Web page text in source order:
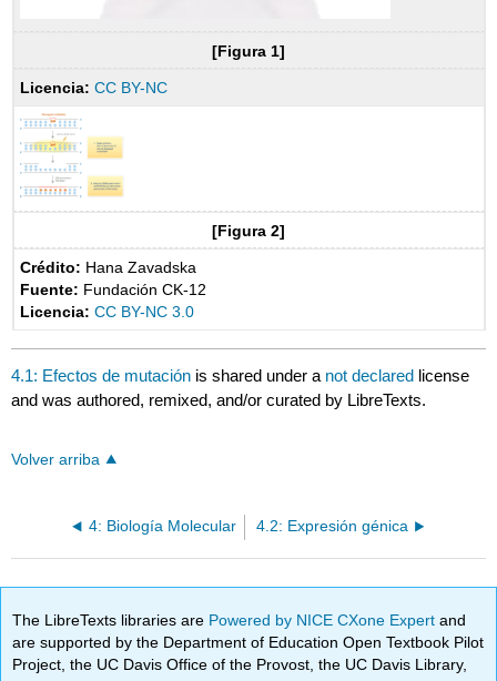
[Figura 1]
Licencia: CC BY-NC
[Figura 2]
Crédito: Hana Zavadska
Fuente: Fundación CK-12
Licencia: CC BY-NC 3.0
4.1: Efectos de mutación is shared under a not declared license
and was authored, remixed, and/or curated by LibreTexts.
Volver arriba
4: Biología Molecular 4.2: Expresión génica
The LibreTexts libraries are Powered by NICE CXone Expertand
are supported by the Department of Education Open Textbook Pilot
Project, the UC Davis Office of the Provost, the UC Davis Library,